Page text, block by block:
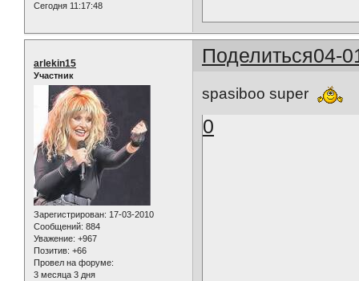
Сегодня 11:17:48
Поделиться04-
arlekin15
Участник
Зарегистрирован: 17-03-2010
Сообщений: 884
Уважение: +967
Позитив: +66
Провел на форуме:
3 месяца 3 дня
spasiboo super
0